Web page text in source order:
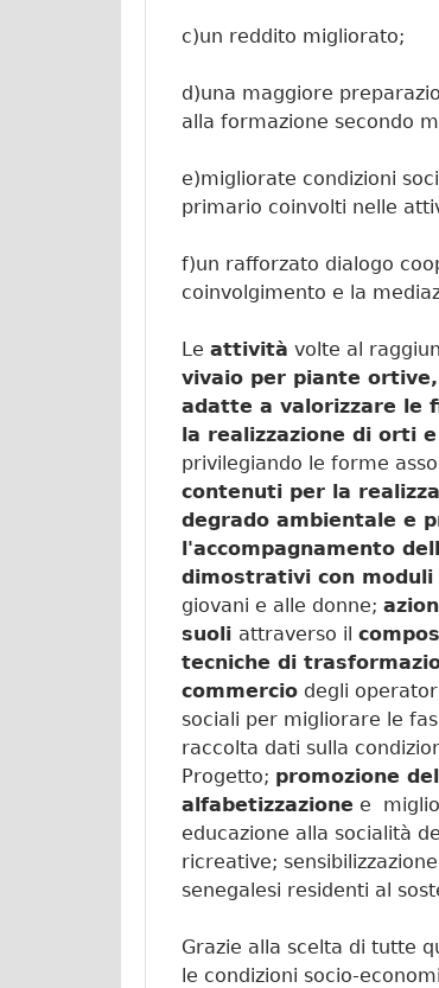
c)un reddito migliorato;
d)una maggiore
alla formazione secondo
e)migliorate condizioni
primario coinvolti nelle
f)un rafforzato dialogo
coinvolgimento e la
Le attività volte al
vivaio per piante
adatte a valorizzare le
la realizzazione di orti
privilegiando le forme
contenuti per la
degrado ambientale e
l'accompagnamento
dimostrativi con
giovani e alle donne;
suoli attraverso il
tecniche di
commercio degli
sociali per migliorare le
raccolta dati sulla
Progetto; promozione
alfabetizzazione e
educazione alla socialità
ricreative;
senegalesi residenti al
Grazie alla scelta di tutte
le condizioni socio-